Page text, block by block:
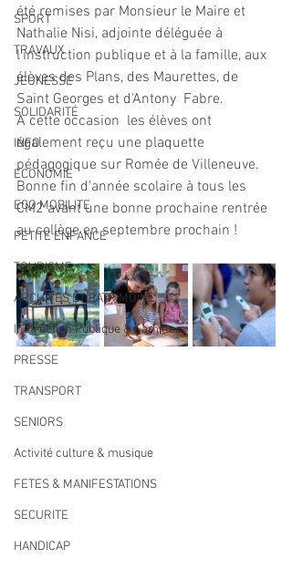
SPORT
TRAVAUX
JEUNESSE
SOLIDARITÉ
INFO
ECONOMIE
ECO MOBILITE
PETITE ENFANCE
TOURISME
ARCHIVES ET PATRIMOINE
Instruction Publique & Familles
PRESSE
TRANSPORT
SENIORS
Activité culture & musique
FETES & MANIFESTATIONS
SECURITE
HANDICAP
été remises par Monsieur le Maire et
Nathalie Nisi, adjointe déléguée à
l'instruction publique et à la famille, aux
élèves des Plans, des Maurettes, de
Saint Georges et d'Antony  Fabre.
A cette occasion  les élèves ont
également reçu une plaquette
pédagogique sur Romée de Villeneuve.
Bonne fin d'année scolaire à tous les
CM2 avant une bonne prochaine rentrée
au collège en septembre prochain !